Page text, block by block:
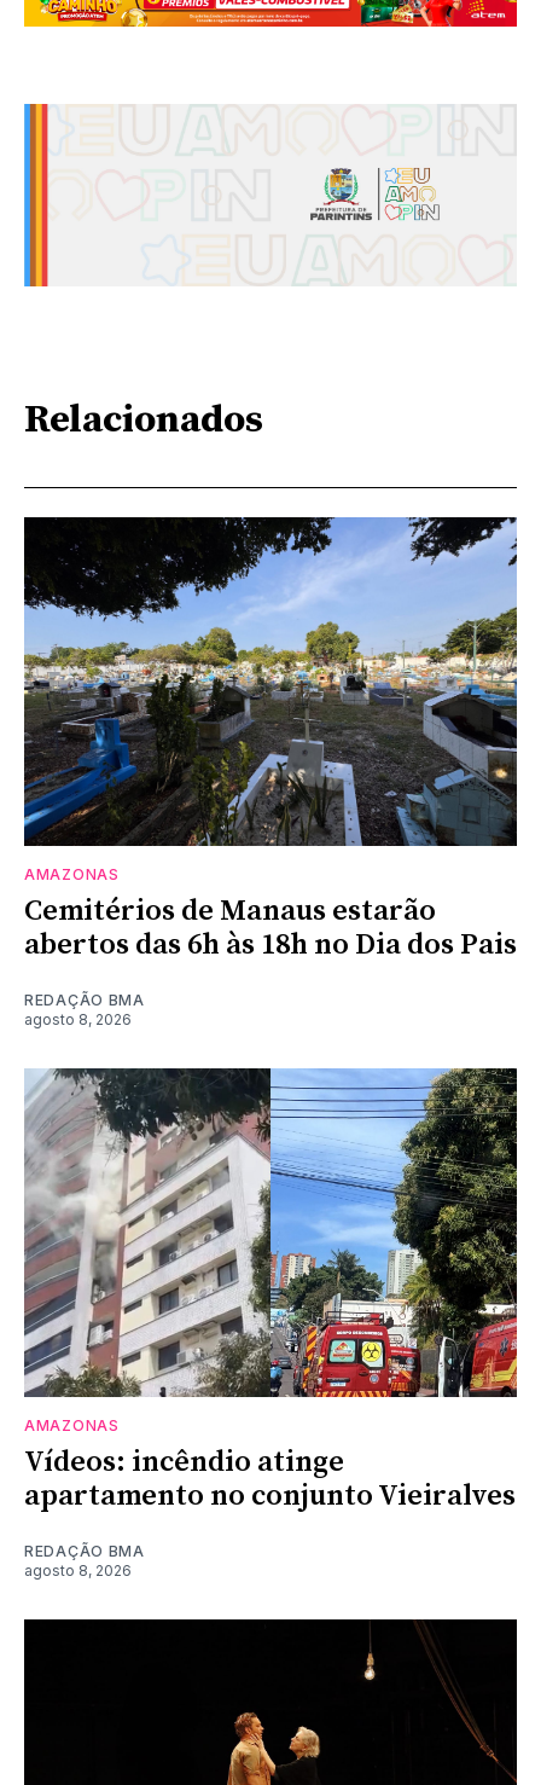
Relacionados
AMAZONAS
Cemitérios de Manaus estarão
abertos das 6h às 18h no Dia dos Pais
REDAÇÃO BMA
agosto 8, 2026
AMAZONAS
Vídeos: incêndio atinge
apartamento no conjunto Vieiralves
REDAÇÃO BMA
agosto 8, 2026